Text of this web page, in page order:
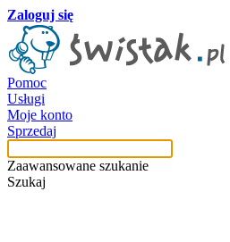
Zaloguj się
Pomoc
Usługi
Moje konto
Sprzedaj
Zaawansowane szukanie
Szukaj